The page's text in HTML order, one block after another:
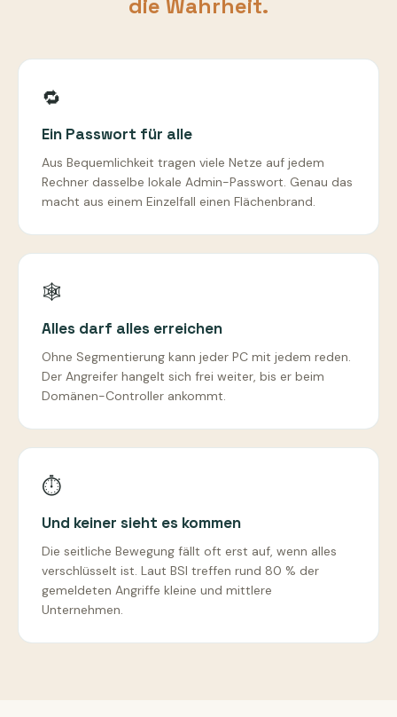
die Wahrheit.
🔁
Ein Passwort für alle
Aus Bequemlichkeit tragen viele Netze auf jedem
Rechner dasselbe lokale Admin-Passwort. Genau das
macht aus einem Einzelfall einen Flächenbrand.
🕸️
Alles darf alles erreichen
Ohne Segmentierung kann jeder PC mit jedem reden.
Der Angreifer hangelt sich frei weiter, bis er beim
Domänen-Controller ankommt.
⏱️
Und keiner sieht es kommen
Die seitliche Bewegung fällt oft erst auf, wenn alles
verschlüsselt ist. Laut BSI treffen rund 80 % der
gemeldeten Angriffe kleine und mittlere
Unternehmen.